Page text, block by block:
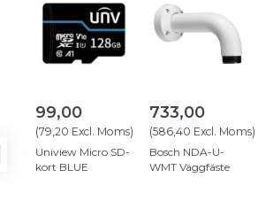
99,00
(79,20 Excl. Moms)
Uniview Micro SD-
kort BLUE
733,00
(586,40 Excl. Moms)
Bosch NDA-U-
WMT Väggfäste